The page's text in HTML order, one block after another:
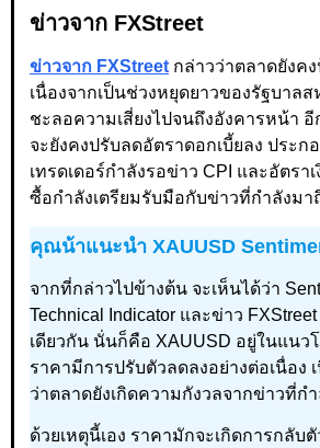
ข่าวจาก FXStreet
ข่าวจาก FXStreet กล่าวว่าตลาดยังค
เนื่องจากเป็นช่วงหยุดยาวของรัฐบาลส
ชะลอความเสี่ยงไปจนถึงอังคารหน้า อี
จะยังคงปรับลดอัตราดอกเบี้ยลง ประ
เทรดเดอร์กำลังรอข่าว CPI และอัตรา
ซื้อกำลังเตรียมรับมือกับข่าวที่กำลังมา
คุณน้าแนะนำ XAUUSD
จากที่กล่าวไปข้างต้น จะเห็นได้ว่า
Technical Indicator และข่าว
เดียวกัน นั่นก็คือ XAUUSD อยู่ในแนว
ราคามีการปรับตัวลดลงอย่างต่อเนื่อง
ว่าตลาดยังเกิดความกังวลจากข่าวที่ก
ด้วยเหตุนี้เอง ราคามักจะเกิดการกลับ